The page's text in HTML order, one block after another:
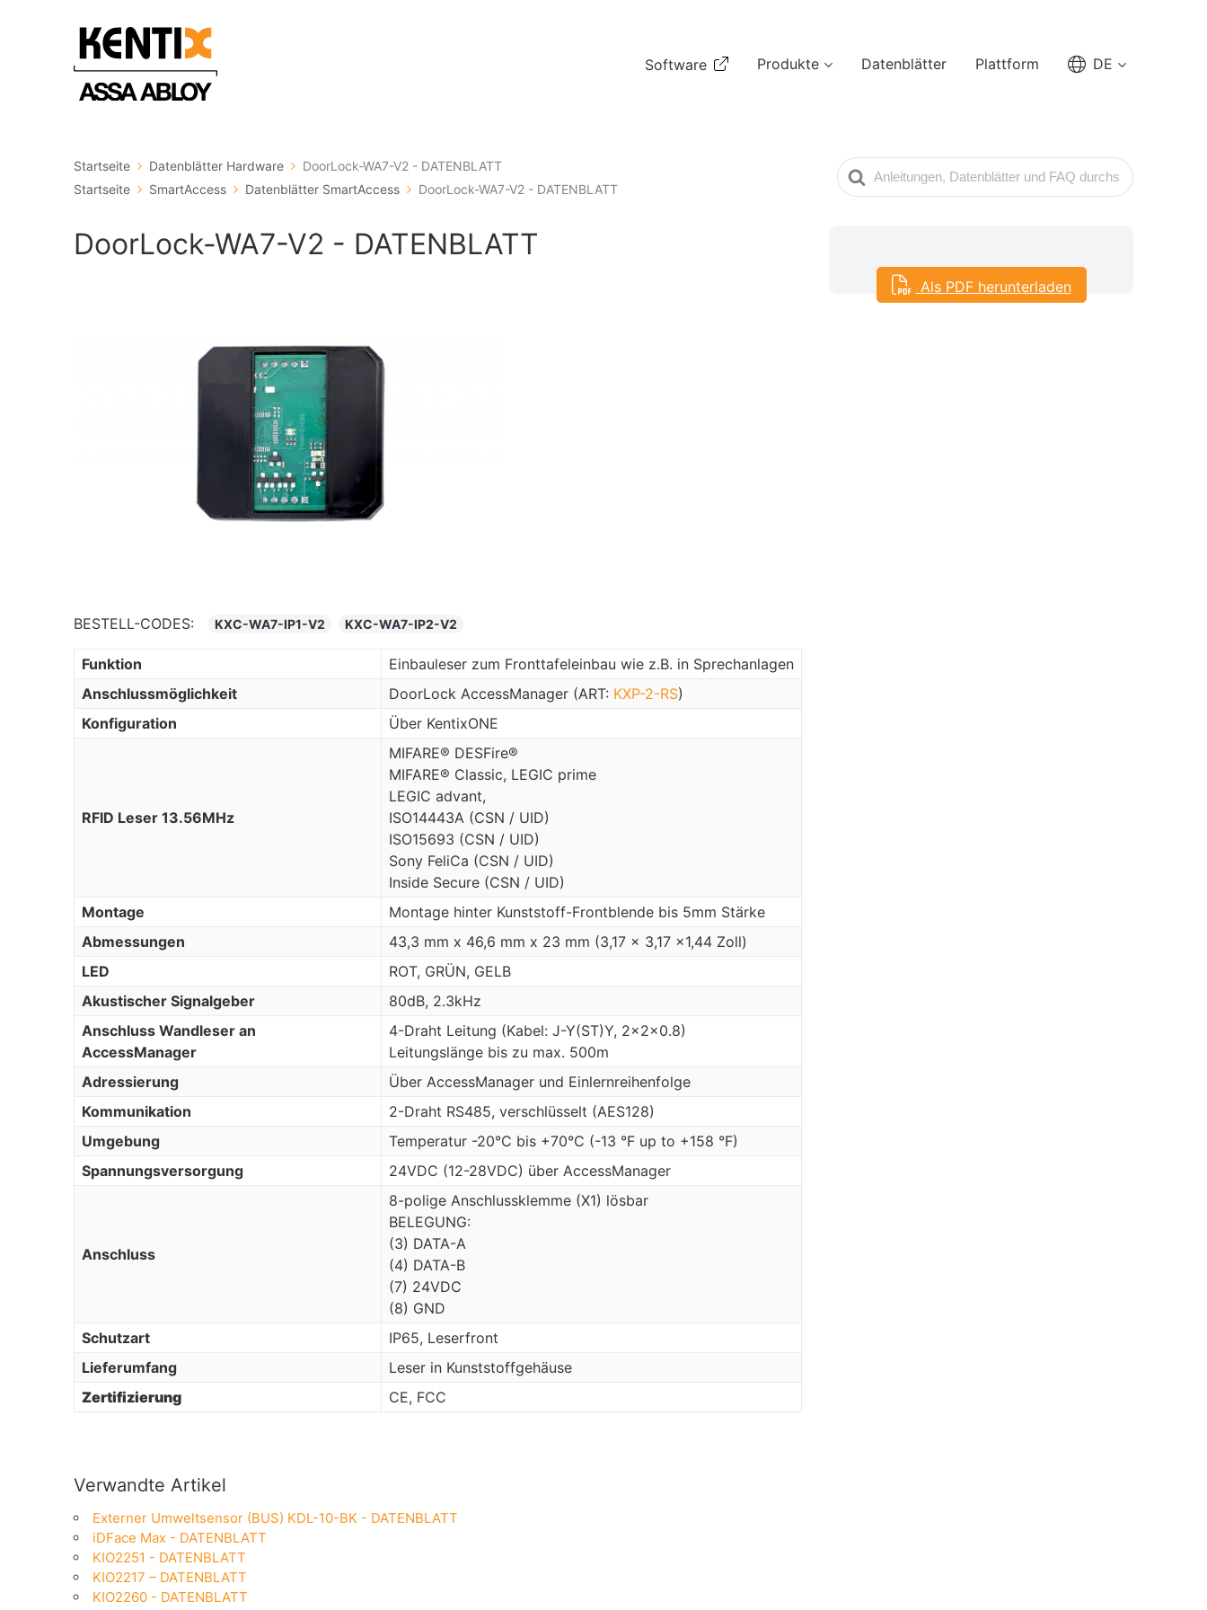
Software Produkte Datenblätter Plattform DE
Startseite Datenblätter Hardware
DoorLock-WA7-V2 - DATENBLATT
Startseite
SmartAccess Datenblätter SmartAccess DoorLock-WA7-V2 - DATENBLATT
Suche
nach
DoorLock-WA7-V2 - DATENBLATT
BESTELL-CODES: KXC-WA7-IP1-V2 KXC-WA7-IP2-V2
Funktion
Einbauleser zum Fronttafeleinbau wie z.B. in Sprechanlagen
Anschlussmöglichkeit
DoorLock AccessManager (ART: KXP-2-RS)
Konfiguration
Über KentixONE
RFID Leser 13.56MHz
MIFARE® DESFire®
MIFARE® Classic, LEGIC prime
LEGIC advant,
ISO14443A (CSN / UID)
ISO15693 (CSN / UID)
Sony FeliCa (CSN / UID)
Inside Secure (CSN / UID)
Montage
Montage hinter Kunststoff-Frontblende bis 5mm Stärke
Abmessungen
43,3 mm x 46,6 mm x 23 mm (3,17 x 3,17 x1,44 Zoll)
LED
ROT, GRÜN, GELB
Akustischer Signalgeber
80dB, 2.3kHz
Anschluss Wandleser an
AccessManager
4-Draht Leitung (Kabel: J-Y(ST)Y, 2x2x0.8)
Leitungslänge bis zu max. 500m
Adressierung
Über AccessManager und Einlernreihenfolge
Kommunikation
2-Draht RS485, verschlüsselt (AES128)
Umgebung
Temperatur -20°C bis +70°C (-13 °F up to +158 °F)
Spannungsversorgung
24VDC (12-28VDC) über AccessManager
Anschluss
8-polige Anschlussklemme (X1) lösbar
BELEGUNG:
(3) DATA-A
(4) DATA-B
(7) 24VDC
(8) GND
Schutzart
IP65, Leserfront
Lieferumfang
Leser in Kunststoffgehäuse
Zertifizierung
CE, FCC
Verwandte Artikel
Externer Umweltsensor (BUS) KDL-10-BK - DATENBLATT
iDFace Max - DATENBLATT
KIO2251 - DATENBLATT
KIO2217 – DATENBLATT
KIO2260 - DATENBLATT
Als PDF herunterladen